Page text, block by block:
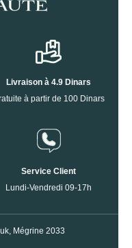
Livraison à 4.9 Dinars
à partir de 100 Dinars
Service Client
Lundi-Vendredi 09-17h
Mégrine 2033